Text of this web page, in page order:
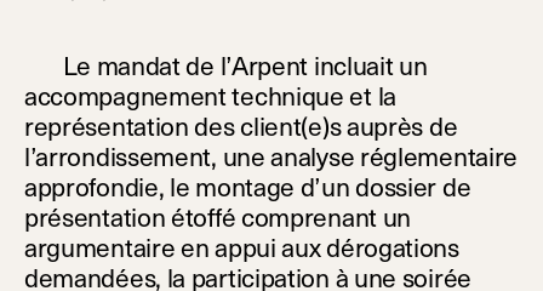
Le mandat de l’Arpent incluait un
accompagnement technique et la
représentation des client(e)s auprès de
l’arrondissement, une analyse réglementaire
approfondie, le montage d’un dossier de
présentation étoffé comprenant un
argumentaire en appui aux dérogations
demandées, la participation à une soirée